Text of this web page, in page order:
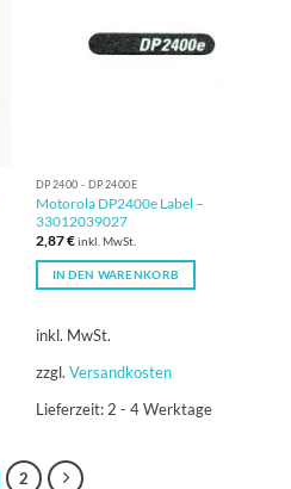
DP2400 - DP2400E
Motorola DP2400e Label –
33012039027
2,87€inkl. MwSt.
IN DEN WARENKORB
inkl. MwSt.
zzgl. Versandkosten
Lieferzeit:2 - 4 Werktage
2